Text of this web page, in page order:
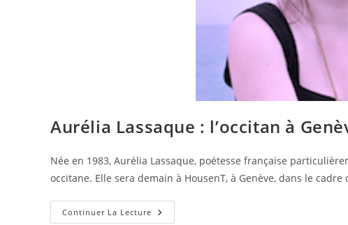
Aurélia Lassaque : l’occitan à
Née en 1983, Aurélia Lassaque, poétesse française
occitane. Elle sera demain à HousenT, à Genève, dans le cadre
Continuer La Lecture